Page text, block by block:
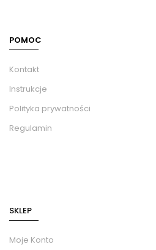
POMOC
Kontakt
Instrukcje
Polityka prywatności
Regulamin
SKLEP
Moje Konto